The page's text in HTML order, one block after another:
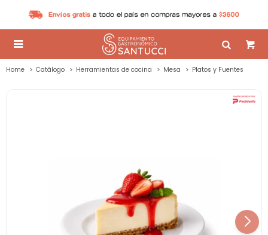

Home Catálogo Herramientas de cocina Mesa Platos y Fuentes